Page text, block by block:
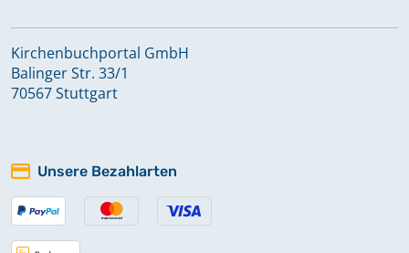
Kirchenbuchportal GmbH
Balinger Str. 33/1
70567 Stuttgart
Unsere Bezahlarten